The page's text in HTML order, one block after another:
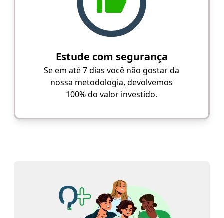
Estude com segurança
Se em até 7 dias você não gostar da
nossa metodologia, devolvemos
100% do valor investido.